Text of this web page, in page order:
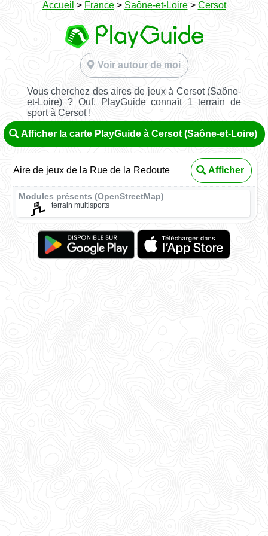
Accueil > France> Saône-et-Loire> Cersot
Voir autour de moi
Vous cherchez des aires de jeux à Cersot (Saône-
et-Loire) ? Ouf, PlayGuide connaît 1 terrain de
sport à Cersot !
Afficher la carte PlayGuide à Cersot (Saône-et-Loire)
Aire de jeux de la Rue de la Redoute Afficher
Modules présents (OpenStreetMap)
terrain multisports